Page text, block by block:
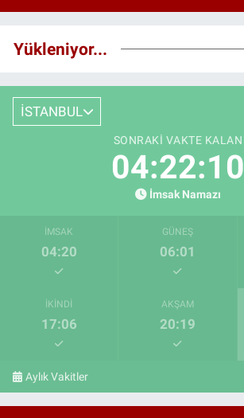
Yükleniyor...
İSTANBUL
SONRAKI VAKTE KALAN
04:22:09
İmsak Namazı
İMSAK
04:20
GÜNEŞ
06:01
İKINDI
17:06
AKŞAM
20:19
Aylık Vakitler